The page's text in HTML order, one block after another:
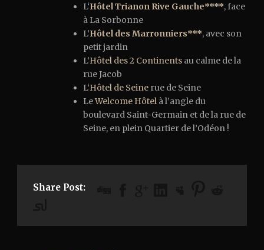
L‘Hôtel Trianon Rive Gauche****, face
à La Sorbonne
L’Hôtel des Marronniers***, avec son
petit jardin
L’Hôtel des 2 Continents au calme de la
rue Jacob
L‘Hôtel de Seine rue de Seine
LeWelcome Hôtel à l’angle du
boulevard Saint-Germain et de la rue de
Seine, en plein Quartier de l’Odéon !
Share Post: